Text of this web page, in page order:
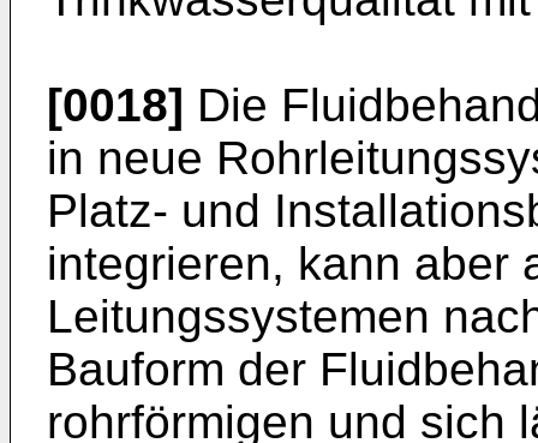
[0018] Die
in neue
Platz- und
integrieren, kann aber
Leitungssystemen
Bauform der
rohrförmigen und sich